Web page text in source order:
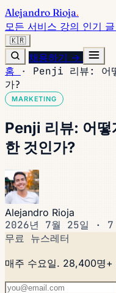
Alejandro Rioja.
모든 서비스 강의 인기 글
🇰🇷
채용하기 →
홈 ·
Penji 리뷰: 어
가?
MARKETING
Penji 리뷰: 어떻
한 것인가?
Alejandro Rioja
2026년 7월 25일 ·
무료 뉴스레터
매주 수요일. 28,400명+